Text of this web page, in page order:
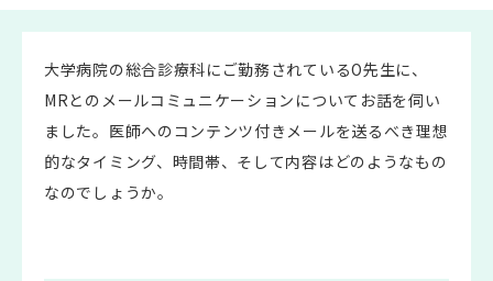
大学病院の総合診療科にご勤務されているO先生に、
MRとのメールコミュニケーションについてお話を伺い
ました。医師へのコンテンツ付きメールを送るべき理想
的なタイミング、時間帯、そして内容はどのようなもの
なのでしょうか。